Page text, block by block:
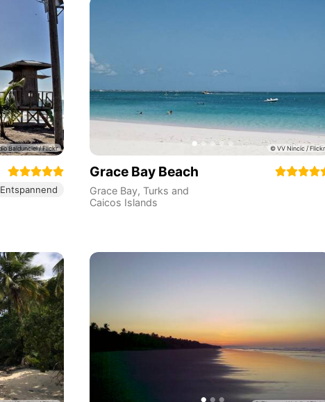
Entspannend
Grace Bay Beach
Grace Bay, Turks and
Caicos Islands